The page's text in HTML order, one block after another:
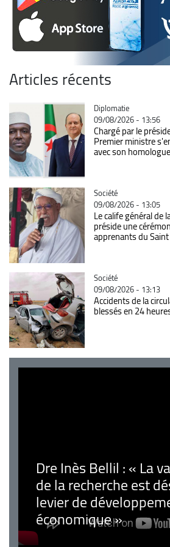
Articles récents
Catégorie
Diplomatie
09/08/2026 - 13:56
Chargé par le
Premier ministre
avec son
Catégorie
Société
09/08/2026 - 13:05
Le calife général de
préside une
apprenants du
Catégorie
Société
09/08/2026 - 13:13
Accidents de la
blessés en 24
Dre Inès Bellil : « La
de la recherche est
levier de
économique »